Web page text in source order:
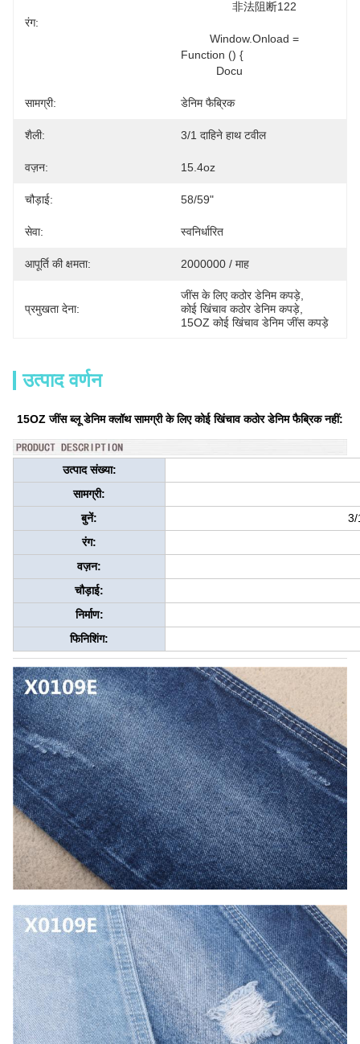
रंग:
Function () {
           Docu
सामग्री: डेनिम फैब्रिक
शैली: 3/1 दाहिने हाथ टवील
वज़न: 15.4oz
चौड़ाई: 58/59"
सेवा: स्वनिर्धारित
आपूर्ति की क्षमता: 2000000 / माह
प्रमुखता देना:
जींस के लिए कठोर डेनिम कपड़े
कोई खिंचाव कठोर डेनिम कपड़े
15OZ कोई खिंचाव डेनिम जींस कपड़े
उत्पाद वर्णन
15OZ जींस ब्लू डेनिम क्लॉथ सामग्री के लिए कोई खिंचाव कठोर डेनिम फैब्रिक नहीं:
उत्पाद संख्या:
सामग्री:
बुनें:
3/
रंग:
वज़न:
चौड़ाई:
निर्माण:
फिनिशिंग: